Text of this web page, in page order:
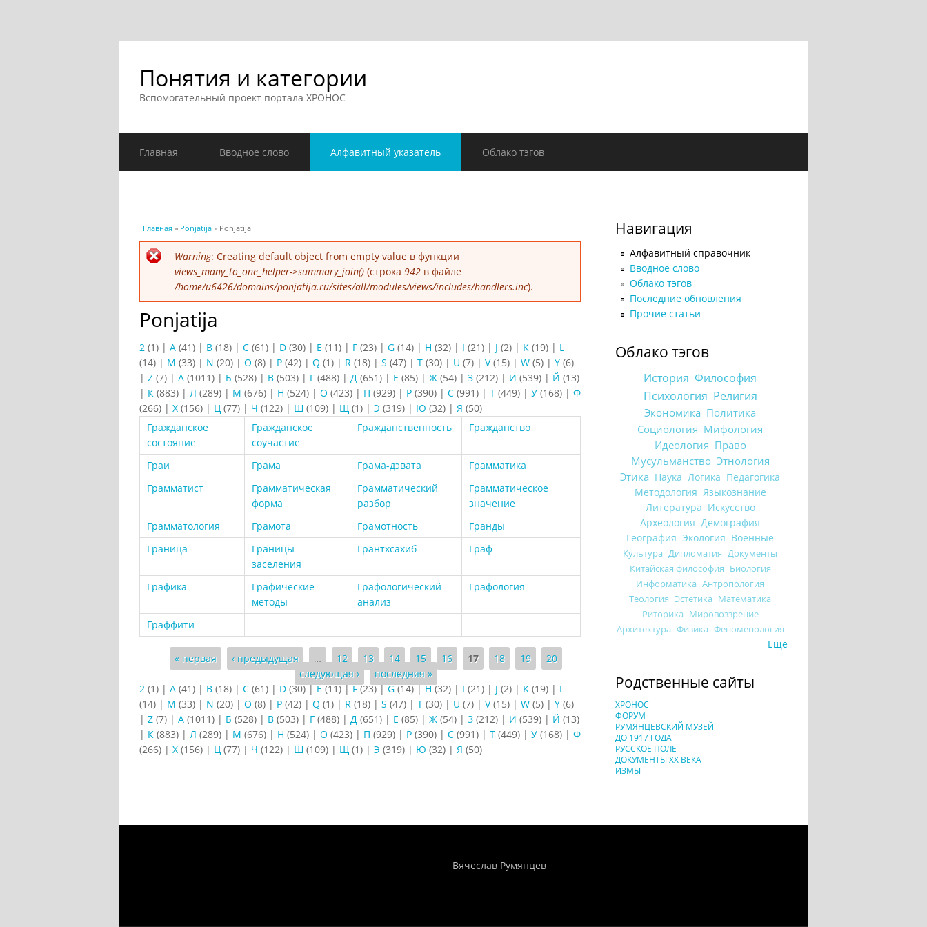
Понятия и категории
Вспомогательный проект портала ХРОНОС
Главная Вводное слово Алфавитный указатель Облако тэгов
Вы здесь
Главная » Ponjatija » Ponjatija
Сообщение об ошибке
Warning: Creating default object from empty value в функции
views_many_to_one_helper->summary_join() (строка 942 в файле
/home/u6426/domains/ponjatija.ru/sites/all/modules/views/includes/handlers.inc).
Ponjatija
2 (1) | A (41) | B (18) | C (61) | D (30) | E (11) | F (23) | G (14) | H (32) | I (21) | J (2) | K (19) | L
(14) | M (33) | N (20) | O (8) | P (42) | Q (1) | R (18) | S (47) | T (30) | U (7) | V(15) | W (5) | Y (6)
| Z (7) | А (1011) | Б (528) | В (503) | Г (488) | Д (651) | Е (85) | Ж (54) | З (212) | И (539) | Й (13)
| К (883) | Л (289) | М (676) | Н (524) | О (423) | П (929) | Р (390) | С (991) | Т (449) | У (168) | Ф
(266) | Х (156) | Ц (77) | Ч (122) | Ш (109) | Щ (1) | Э (319) | Ю (32) | Я (50)
Гражданское
состояние
Гражданское
соучастие
Гражданственность Гражданство
Граи Грама Грама-дэвата
Грамматика
Грамматист
Грамматическая
форма
Грамматический
разбор
Грамматическое
значение
Грамматология
Грамота Грамотность
Гранды
Граница
Границы
заселения
Грантхсахиб Граф
Графика
Графические
методы
Графологический
анализ
Графология
Граффити
Страницы
« первая ‹ предыдущая … 12 13 14 15 16 17 18 19
20
следующая ›
последняя »
2 (1) | A (41) | B (18) | C (61) | D (30)|E(11)|F(23)|G(14)|H(32) | I (21) | J (2) | K (19) | L
(14) | M (33) | N (20) | O (8) | P (42) | Q (1) | R (18) | S (47) | T (30) | U (7) | V(15) | W (5) | Y (6)
| Z (7) | А (1011) | Б (528) | В (503) | Г (488) | Д (651) | Е (85) | Ж (54) | З (212) | И (539) | Й (13)
| К (883) | Л (289) | М (676) | Н (524) | О (423) | П (929) | Р (390) | С (991) | Т (449) | У (168) | Ф
(266) | Х (156) | Ц (77) | Ч (122) | Ш (109) | Щ (1) | Э (319) | Ю (32) | Я (50)
Навигация
Алфавитный справочник
Вводное слово
Облако тэгов
Последние обновления
Прочие статьи
Облако тэгов
История Философия
Психология Религия
Экономика Политика
Социология Мифология
Идеология Право
Мусульманство Этнология
Этика Наука Логика Педагогика
Методология Языкознание
Литература Искусство
Археология Демография
География Экология Военные
Культура Дипломатия Документы
Китайская философия Биология
Информатика Антропология
Теология Эстетика Математика
Риторика Мировоззрение
Архитектура Физика Феноменология
Еще
Родственные сайты
ХРОНОС
ФОРУМ
РУМЯНЦЕВСКИЙ МУЗЕЙ
ДО 1917 ГОДА
РУССКОЕ ПОЛЕ
ДОКУМЕНТЫ XX ВЕКА
ИЗМЫ
Вячеслав Румянцев